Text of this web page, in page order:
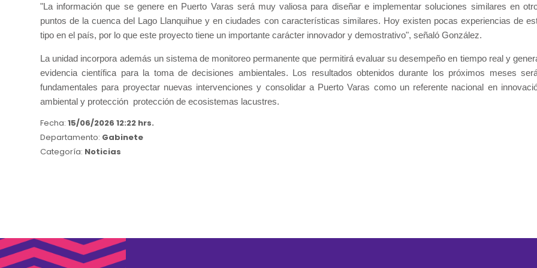
"La información que se genere en Puerto Varas será muy valiosa para diseñar e implementar soluciones similares en
puntos de la cuenca del Lago Llanquihue y en ciudades con características similares. Hoy existen pocas experiencias de
tipo en el país, por lo que este proyecto tiene un importante carácter innovador y demostrativo", señaló González.
La unidad incorpora además un sistema de monitoreo permanente que permitirá evaluar su desempeño en tiempo real y
evidencia científica para la toma de decisiones ambientales. Los resultados obtenidos durante los próximos meses
fundamentales para proyectar nuevas intervenciones y consolidar a Puerto Varas como un referente nacional en
ambiental y protección protección de ecosistemas lacustres.
Fecha: 15/06/2026 12:22 hrs.
Departamento: Gabinete
Categoría: Noticias